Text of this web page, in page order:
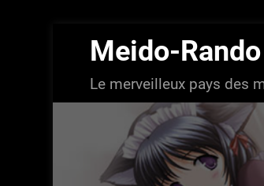
Meido-Rando
Le merveilleux pays des